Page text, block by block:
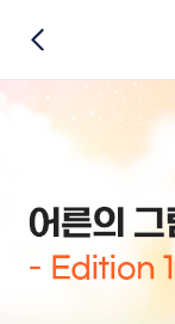
뒤로가기